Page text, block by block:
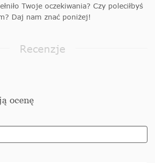
Twoje oczekiwania? Czy poleciłbyś
Daj nam znać poniżej!
Recenzje
ocenę